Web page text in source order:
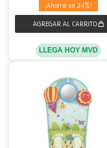
24
LLEGA HOY MVD